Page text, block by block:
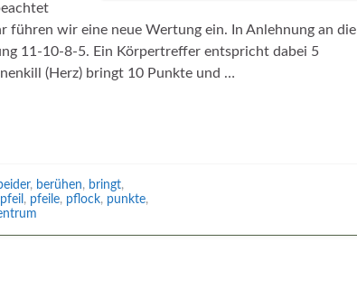
führen wir eine neue Wertung ein. In Anlehnung an die
11-10-8-5. Ein Körpertreffer entspricht dabei 5
(Herz) bringt 10 Punkte und …
, berühen, bringt,
pfeil , pfeile, pflock, punkte,